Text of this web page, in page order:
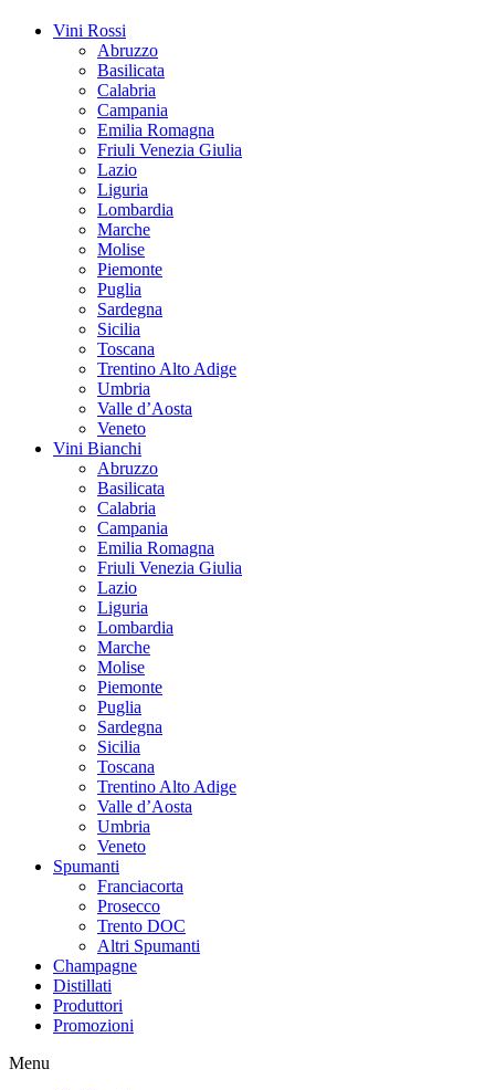
Vini Rossi
Abruzzo
Basilicata
Calabria
Campania
Emilia Romagna
Friuli Venezia Giulia
Lazio
Liguria
Lombardia
Marche
Molise
Piemonte
Puglia
Sardegna
Sicilia
Toscana
Trentino Alto Adige
Umbria
Valle d’Aosta
Veneto
Vini Bianchi
Abruzzo
Basilicata
Calabria
Campania
Emilia Romagna
Friuli Venezia Giulia
Lazio
Liguria
Lombardia
Marche
Molise
Piemonte
Puglia
Sardegna
Sicilia
Toscana
Trentino Alto Adige
Valle d’Aosta
Umbria
Veneto
Spumanti
Franciacorta
Prosecco
Trento DOC
Altri Spumanti
Champagne
Distillati
Produttori
Promozioni
Menu